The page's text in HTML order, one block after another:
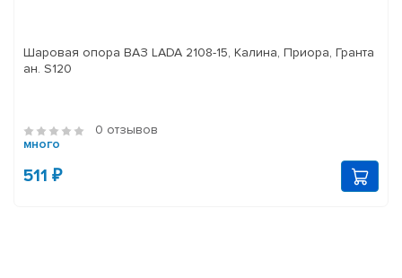
Шаровая опора ВАЗ LADA 2108-15, Калина, Приора, Гранта
ан. S120
0 отзывов
много
511 ₽